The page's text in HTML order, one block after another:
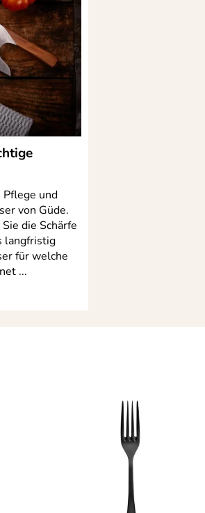
und
von Güde.
die Schärfe
langfristig
für welche
...